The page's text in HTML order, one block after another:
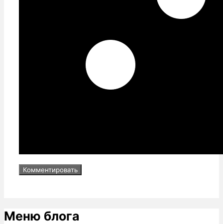
Меню блога